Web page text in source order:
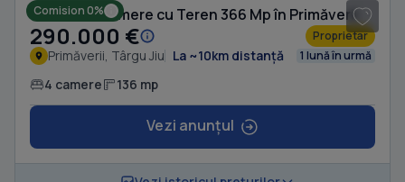
Comision 0%
Casă cu 4 camere cu Teren 366 Mp în Primăverii
290.000 € Proprietar
Primăverii, Târgu Jiu La ~10km distanță 1 lună în urmă
4 camere 136 mp
Vezi anunțul